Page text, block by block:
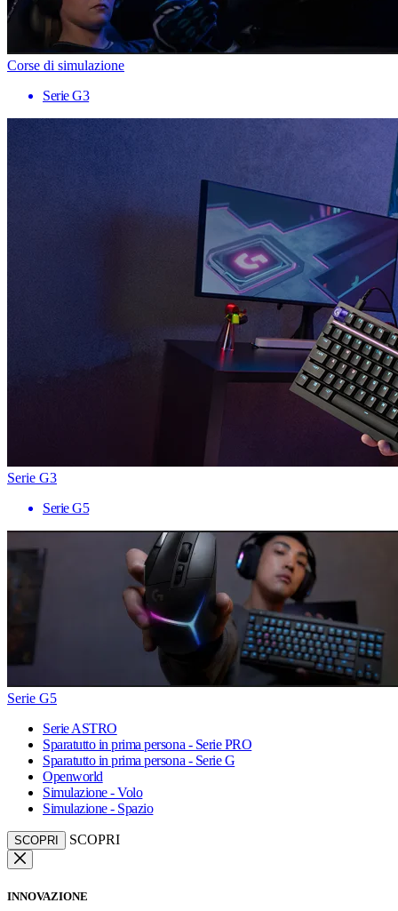
Corse di simulazione
Serie G3
Serie G3
Serie G5
Serie G5
Serie ASTRO
Sparatutto in prima persona - Serie PRO
Sparatutto in prima persona - Serie G
Openworld
Simulazione - Volo
Simulazione - Spazio
SCOPRI SCOPRI
INNOVAZIONE